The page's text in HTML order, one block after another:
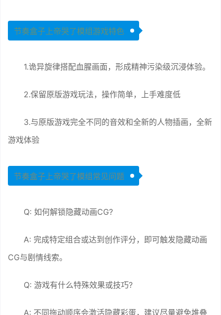
节奏盒子上帝哭了模组游戏特色
1.诡异旋律搭配血腥画面，形成精神污染级沉浸体验。
2.保留原版游戏玩法，操作简单，上手难度低
3.与原版游戏完全不同的音效和全新的人物插画，全新
游戏体验
节奏盒子上帝哭了模组常见问题
Q: 如何解锁隐藏动画CG?
A: 完成特定组合或达到创作评分，即可触发隐藏动画
CG与剧情线索。
Q: 游戏有什么特殊效果或技巧?
A: 不同拖动顺序会激活隐藏彩蛋，建议尽量避免堆叠